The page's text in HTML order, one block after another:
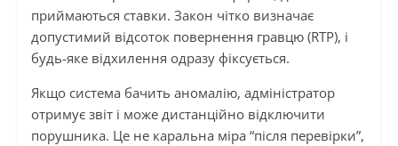
приймаються ставки. Закон чітко визначає
допустимий відсоток повернення гравцю (RTP), і
будь-яке відхилення одразу фіксується.
Якщо система бачить аномалію, адміністратор
отримує звіт і може дистанційно відключити
порушника. Це не каральна міра “після перевірки”,